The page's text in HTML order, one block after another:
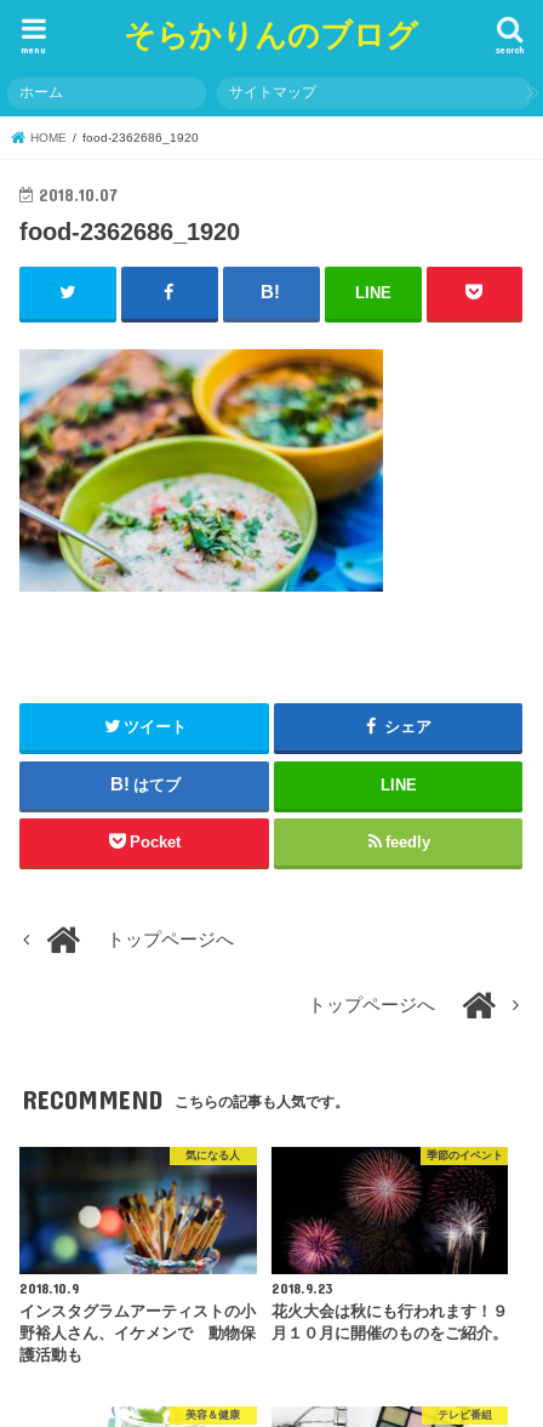
そらかりんのブログ search
menu
ホーム サイトマップ
HOME food-2362686_1920
2018.10.07
food-2362686_1920
LINE
ツイート シェア
はてブ LINE
Pocket feedly
トップページへ
トップページへ
RECOMMEND こちらの記事も人気です。
気になる人
2018.10.9
インスタグラムアーティストの小
野裕人さん、イケメンで 動物保
護活動も
季節のイベント
2018.9.23
花火大会は秋にも行われます！９
月１０月に開催のものをご紹介。
美容＆健康 テレビ番組